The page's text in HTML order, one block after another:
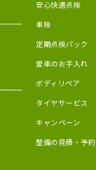
安心快適点検
車検
定期点検パック
愛車のお手入れ
ボディリペア
タイヤサービス
キャンペーン
整備の見積・予約